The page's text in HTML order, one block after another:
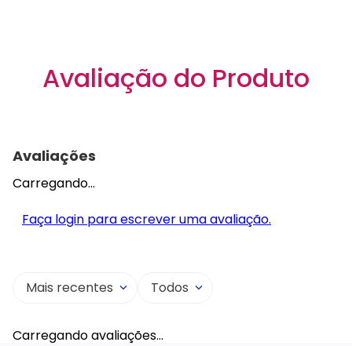
Avaliação do Produto
Avaliações
Carregando…
Faça login para escrever uma avaliação.
Mais recentes Todos
Carregando avaliações…